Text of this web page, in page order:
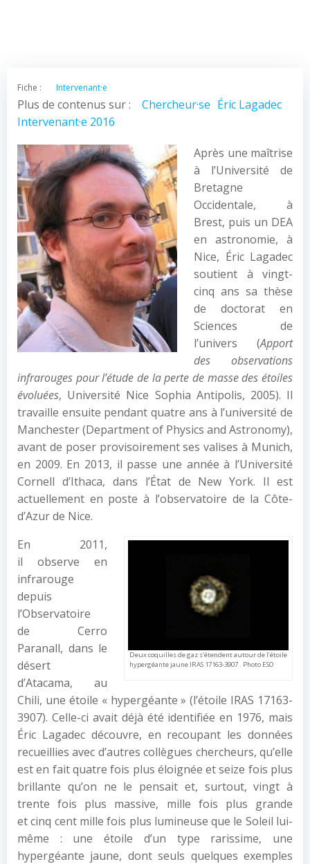
Fiche : Intervenant·e
Plus de contenus sur : Chercheur·se Éric Lagadec
Intervenant·e 2016
Après une maîtrise
à l’Université de
Bretagne
Occidentale, à
Brest, puis un DEA
en astronomie, à
Nice, Éric Lagadec
soutient à vingt-
cinq ans sa thèse
de doctorat en
Sciences de
l’univers (Apport
des observations
infrarouges pour l’étude de la perte de masse des étoiles
évoluées, Université Nice Sophia Antipolis, 2005). Il
travaille ensuite pendant quatre ans à l’université de
Manchester (Department of Physics and Astronomy),
avant de poser provisoirement ses valises à Munich,
en 2009. En 2013, il passe une année à l’Université
Cornell d’Ithaca, dans l’État de New York. Il est
actuellement en poste à l’observatoire de la Côte-
d’Azur de Nice.
Deux coquilles de gaz s’étendent autour de l’étoile
hypergéante jaune IRAS 17163-3907 . Photo ESO
En 2011,
il observe en
infrarouge
depuis
l’Observatoire
de Cerro
Paranall, dans le
désert
d’Atacama, au
Chili, une étoile « hypergéante » (l’étoile IRAS 17163-
3907). Celle-ci avait déjà été identifiée en 1976, mais
Éric Lagadec découvre, en recoupant les données
recueillies avec d’autres collègues chercheurs, qu’elle
est en fait quatre fois plus éloignée et seize fois plus
brillante qu’on ne le pensait et, surtout, vingt à
trente fois plus massive, mille fois plus grande
et cinq cent mille fois plus lumineuse que le Soleil lui-
même : une étoile d’un type rarissime, une
hypergéante jaune, dont seuls quelques exemples